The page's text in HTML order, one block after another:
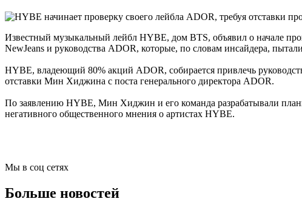
Известный музыкальный лейбл HYBE, дом BTS, объявил о начале
NewJeans и руководства ADOR, которые, по словам инсайдера,
HYBE, владеющий 80% акций ADOR, собирается привлечь
отставки Мин Хиджина с поста генерального директора ADOR.
По заявлению HYBE, Мин Хиджин и его команда разрабатывали
негативного общественного мнения о артистах HYBE.
Мы в соц сетях
Больше новостей